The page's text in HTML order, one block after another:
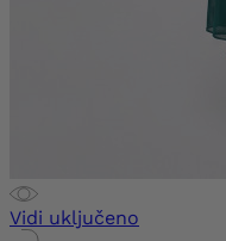
Vidi uključeno